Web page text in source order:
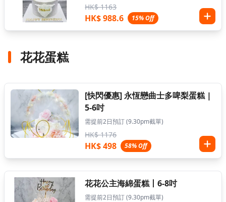
HK$ 1163
HK$ 988.6 15% Off
花花蛋糕
[快閃優惠] 永恆戀曲士多啤梨蛋糕 |
5-6吋
需提前2日預訂 (9.30pm截單)
HK$ 1176
HK$ 498 58% Off
花花公主海綿蛋糕丨6-8吋
需提前2日預訂 (9.30pm截單)